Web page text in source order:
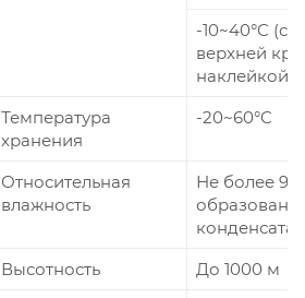
-10~40°C (с
верхней
наклейкой)
Температура
хранения
-20~60°C
Относительная
влажность
Не более
конденсата)
Высотность
До 1000 м